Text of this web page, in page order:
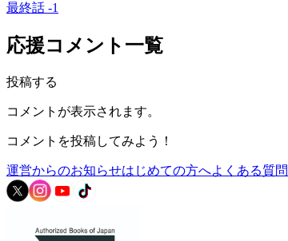
最終話 -1
応援コメント一覧
投稿する
コメントが表示されます。
コメントを投稿してみよう！
運営からのお知らせはじめての方へよくある質問